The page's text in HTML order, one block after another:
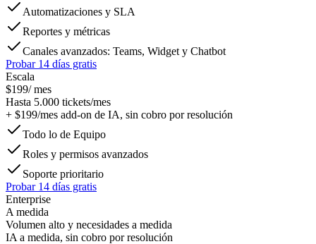
Automatizaciones y SLA
Reportes y métricas
Canales avanzados: Teams, Widget y Chatbot
Probar 14 días gratis
Escala
$199/ mes
Hasta 5.000 tickets/mes
+ $199/mes add-on de IA, sin cobro por resolución
Todo lo de Equipo
Roles y permisos avanzados
Soporte prioritario
Probar 14 días gratis
Enterprise
A medida
Volumen alto y necesidades a medida
IA a medida, sin cobro por resolución